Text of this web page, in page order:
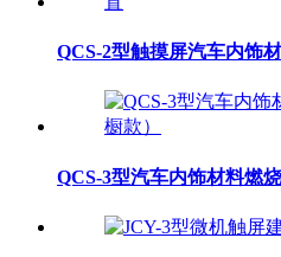
QCS-2型触摸屏汽车内饰
QCS-3型汽车内饰材料燃